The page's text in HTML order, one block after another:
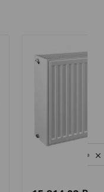
Privacy notice